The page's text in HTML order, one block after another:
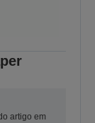
artigo em